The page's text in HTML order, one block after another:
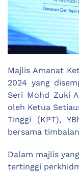
Majlis Amanat
2024 yang
Seri Mohd Zuki
oleh Ketua
Tinggi (KPT),
bersama
Dalam majlis
tertinggi